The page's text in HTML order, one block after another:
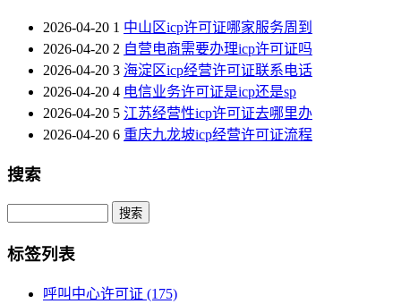
2026-04-20 1 中山区icp许可证哪家服务周到
2026-04-20 2 自营电商需要办理icp许可证吗
2026-04-20 3 海淀区icp经营许可证联系电话
2026-04-20 4 电信业务许可证是icp还是sp
2026-04-20 5 江苏经营性icp许可证去哪里办
2026-04-20 6 重庆九龙坡icp经营许可证流程
搜索
Search
标签列表
呼叫中心许可证 (175)